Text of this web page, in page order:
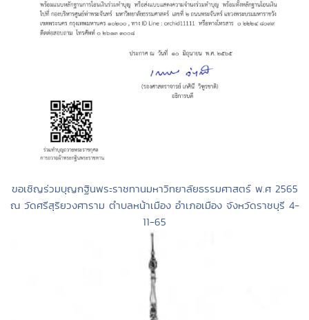
ขอเชิญร่วมบุญกฐินพระราชทานมหาวิทยาลัยธรรมศาสตร์ พ.ศ 2565
ณ วัดศรีสุริยวงศาราม ตำบลหน้าเมือง อำเภอเมือง จังหวัดราชบุรี 4-
11-65